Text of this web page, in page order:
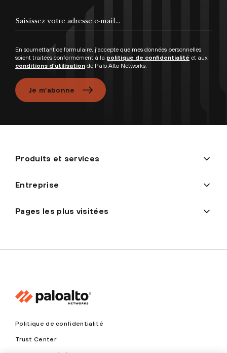
En soumettant ce formulaire, j’accepte que mes données personnelles
soient traitées conformément à la politique de confidentialité et aux
conditions d’utilisation de Palo Alto Networks.
Je m’abonne
Produits et services
Entreprise
Pages les plus visitées
Politique de confidentialité
Trust Center